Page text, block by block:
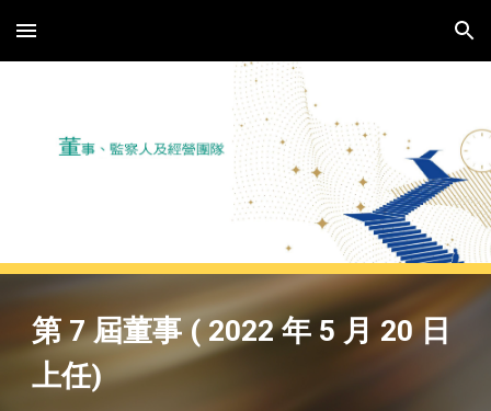
Skip to main content Skip to navigation
第 7 屆董事 ( 2022 年 5 月 20 日
上任)